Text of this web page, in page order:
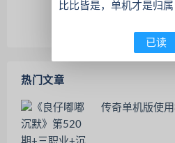
欢迎 访客
热门文章
传奇单机版使
比比皆是，单机才是归属
已读